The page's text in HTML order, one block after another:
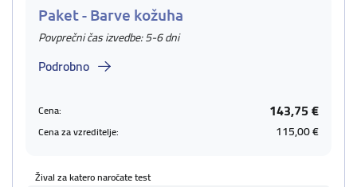
Paket - Barve kožuha
Povprečni čas izvedbe: 5-6 dni
Podrobno
Cena: 143,75 €
Cena za vzreditelje: 115,00 €
Žival za katero naročate test